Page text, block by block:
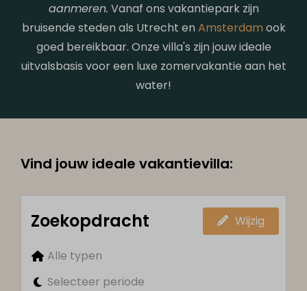
aanmeren. Vanaf ons vakantiepark zijn
bruisende steden als Utrecht enAmsterdam ook
goed bereikbaar. Onze villa's zijn jouw ideale
uitvalsbasis voor een luxe zomervakantie aan het
water!
Vind jouw ideale vakantievilla:
Zoekopdracht Wijzig
Alle typen
Selecteer periode